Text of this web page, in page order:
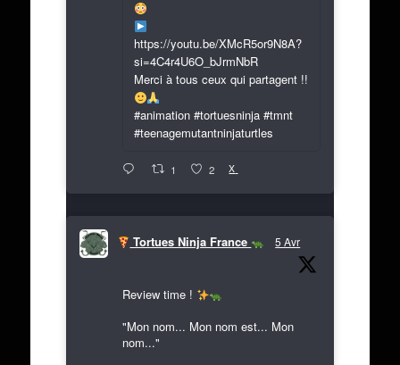
https://youtu.be/XMcR5or9N8A?
si=4C4r4U6O_bJrmNbR
Merci à tous ceux qui partagent !!
#animation #tortuesninja #tmnt
#teenagemutantninjaturtles
1 2 X
Tortues Ninja France 5 Avr
Review time !
"Mon nom... Mon nom est... Mon
nom..."